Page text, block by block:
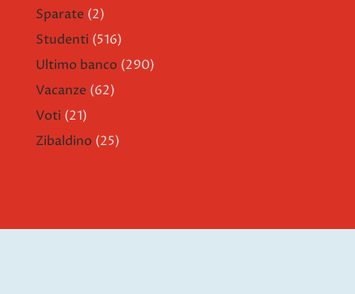
Sparate (2)
Studenti (516)
Ultimo banco (290)
Vacanze (62)
Voti (21)
Zibaldino (25)